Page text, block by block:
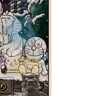
de
祭り |